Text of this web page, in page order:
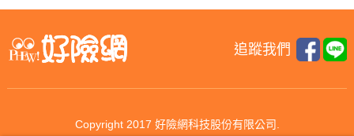
追蹤我們
Copyright 2017 好險網科技股份有限公司.